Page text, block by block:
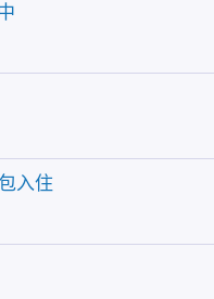
入住